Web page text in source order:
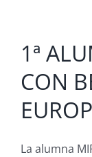
1ª
CON
La alumna